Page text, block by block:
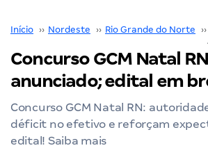
Início ›› Nordeste ›› Rio Grande do Norte ››
Concurso GCM Natal
anunciado; edital em
Concurso GCM Natal RN:
déficit no efetivo e reforçam
edital! Saiba mais